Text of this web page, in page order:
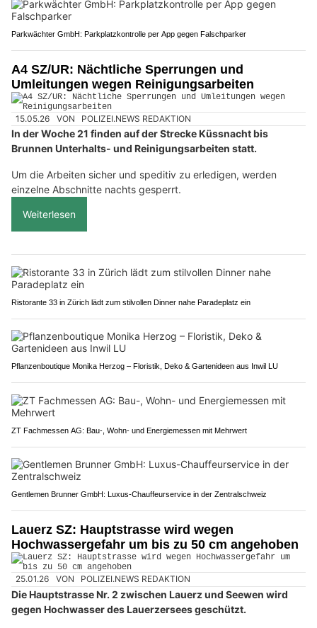
Parkwächter GmbH: Parkplatzkontrolle per App gegen Falschparker
A4 SZ/UR: Nächtliche Sperrungen und
Umleitungen wegen Reinigungsarbeiten
15.05.26 VON POLIZEI.NEWS REDAKTION
In der Woche 21 finden auf der Strecke Küssnacht bis
Brunnen Unterhalts- und Reinigungsarbeiten statt.
Um die Arbeiten sicher und speditiv zu erledigen, werden
einzelne Abschnitte nachts gesperrt.
Weiterlesen
Ristorante 33 in Zürich lädt zum stilvollen Dinner nahe Paradeplatz ein
Pflanzenboutique Monika Herzog – Floristik, Deko & Gartenideen aus Inwil LU
ZT Fachmessen AG: Bau-, Wohn- und Energiemessen mit Mehrwert
Gentlemen Brunner GmbH: Luxus-Chauffeurservice in der Zentralschweiz
Lauerz SZ: Hauptstrasse wird wegen
Hochwassergefahr um bis zu 50 cm angehoben
25.01.26 VON POLIZEI.NEWS REDAKTION
Die Hauptstrasse Nr. 2 zwischen Lauerz und Seewen wird
gegen Hochwasser des Lauerzersees geschützt.